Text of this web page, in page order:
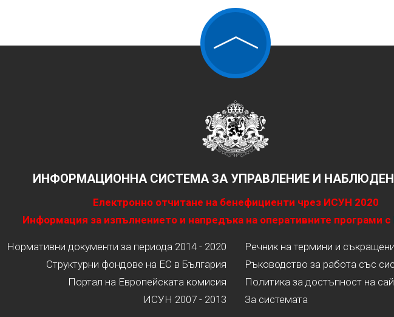
ИНФОРМАЦИОННА СИСТЕМА ЗА УПРАВЛЕНИЕ И
Електронно отчитане на бенефициенти чрез ИСУН 2020
Информация за изпълнението и напредъка на оперативните програми
Нормативни документи за периода 2014 - 2020
Структурни фондове на ЕС в България
Портал на Европейската комисия
ИСУН 2007 - 2013
Речник на термини и
Ръководство за работа със
Политика за достъпност на
За системата